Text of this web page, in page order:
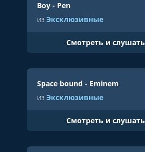
Boy - Pen
из Эксклюзивные
Cмотреть и слушать
Space bound - Eminem
из Эксклюзивные
Cмотреть и слушать